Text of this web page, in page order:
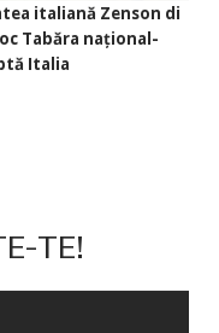
italiană Zenson di
Tabăra național-
Italia
TE!